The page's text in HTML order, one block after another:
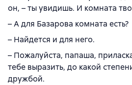
он, – ты увидишь. И комната
– А для Базарова комната есть?
– Найдется и для него.
– Пожалуйста, папаша,
тебе выразить, до какой
дружбой.